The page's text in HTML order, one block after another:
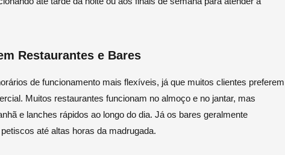
Restaurantes e Bares
de funcionamento mais flexíveis, já que muitos clientes preferem
Muitos restaurantes funcionam no almoço e no jantar, mas
e lanches rápidos ao longo do dia. Já os bares geralmente
até altas horas da madrugada.